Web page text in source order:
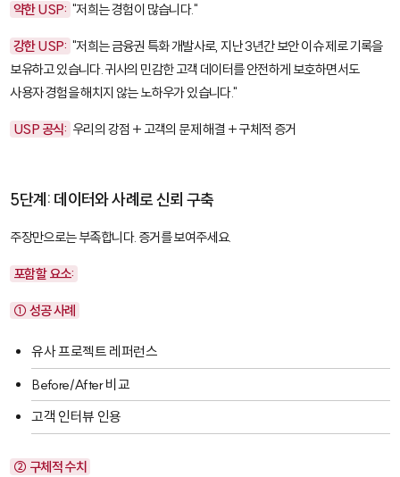
약한 USP: "저희는 경험이 많습니다."
강한 USP: "저희는 금융권 특화 개발사로, 지난 3년간 보안 이슈 제로 기록을
보유하고 있습니다. 귀사의 민감한 고객 데이터를 안전하게 보호하면서도
사용자 경험을 해치지 않는 노하우가 있습니다."
USP 공식: 우리의 강점 + 고객의 문제 해결 + 구체적 증거
5단계: 데이터와 사례로 신뢰 구축
주장만으로는 부족합니다. 증거를 보여주세요.
포함할 요소:
① 성공 사례
유사 프로젝트 레퍼런스
Before/After 비교
고객 인터뷰 인용
② 구체적 수치